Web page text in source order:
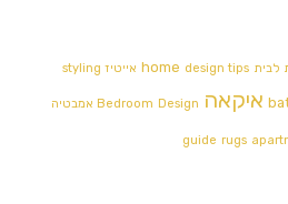
לבית home design tips אייטיז styling
איקאה Bedroom Design אמבטיה
guide rugs